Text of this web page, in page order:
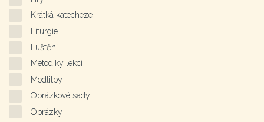
Krátká katecheze
Liturgie
Luštění
Metodiky lekcí
Modlitby
Obrázkové sady
Obrázky